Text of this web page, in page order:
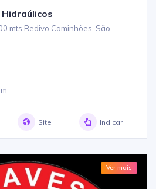
Hidraúlicos
mts Redivo Caminhões, São
Site Indicar
Ver mais